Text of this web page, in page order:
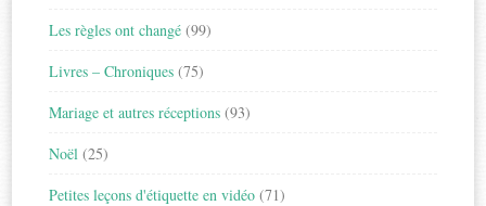
Les règles ont changé (99)
Livres – Chroniques (75)
Mariage et autres réceptions (93)
Noël (25)
Petites leçons d'étiquette en vidéo (71)